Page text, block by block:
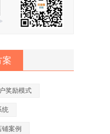
案
奖励模式
统
案例